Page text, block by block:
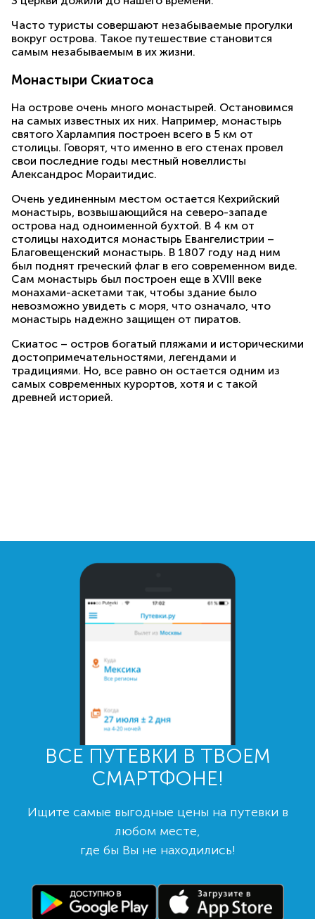
Часто туристы совершают незабываемые прогулки
вокруг острова. Такое путешествие становится
самым незабываемым в их жизни.
Монастыри Скиатоса
На острове очень много монастырей. Остановимся
на самых известных их них. Например, монастырь
святого Харлампия построен всего в 5 км от
столицы. Говорят, что именно в его стенах провел
свои последние годы местный новеллисты
Александрос Мораитидис.
Очень уединенным местом остается Кехрийский
монастырь, возвышающийся на северо-западе
острова над одноименной бухтой. В 4 км от
столицы находится монастырь Евангелистрии –
Благовещенский монастырь. В 1807 году над ним
был поднят греческий флаг в его современном виде.
Сам монастырь был построен еще в XVIII веке
монахами-аскетами так, чтобы здание было
невозможно увидеть с моря, что означало, что
монастырь надежно защищен от пиратов.
Скиатос – остров богатый пляжами и историческими
достопримечательностями, легендами и
традициями. Но, все равно он остается одним из
самых современных курортов, хотя и с такой
древней историей.
ВСЕ ПУТЕВКИ В ТВОЕМ
СМАРТФОНЕ!
Ищите самые выгодные цены на путевки в
любом месте,
где бы Вы не находились!